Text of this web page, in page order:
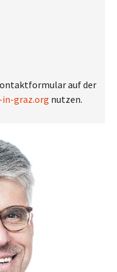
auf der
in-graz.org nutzen.